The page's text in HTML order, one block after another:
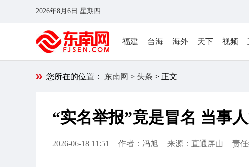
2026年8月6日 星期四
福建 台海 海外 天下 视频
您所在的位置： 东南网 > 头条 > 正文
“实名举报”竟是冒名 当事
2026-06-18 11:51 作者：冯旭 来源：直通屏山 责